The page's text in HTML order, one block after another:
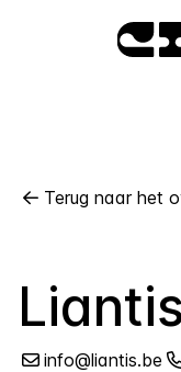
Terug naar het
info@liantis.be